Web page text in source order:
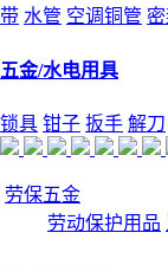
带 水管 空调铜管
五金/水电用具
锁具 钳子 扳手 解刀
劳保五金
劳动保护用品